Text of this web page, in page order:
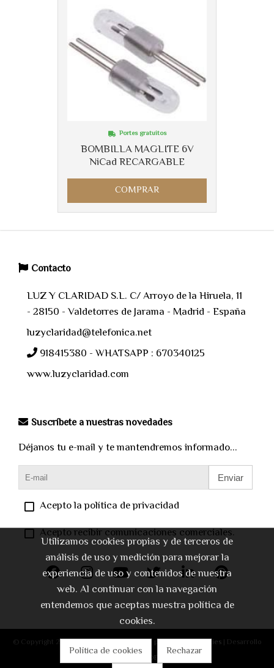
BOMBILLA MAGLITE 6V
NiCad RECARGABLE
Portes gratuitos
COMPRAR
Contacto
LUZ Y CLARIDAD S.L. C/ Arroyo de la Hiruela, 11
- 28150 - Valdetorres de Jarama - Madrid - España
luzyclaridad@telefonica.net
918415380 - WHATSAPP : 670340125
www.luzyclaridad.com
Suscríbete a nuestras novedades
Déjanos tu e-mail y te mantendremos informado...
Enviar
Acepto la política de privacidad
Acepto recibir comunicaciones comerciales.
© Copyright 2026 |Aviso legal|Política de privacidad|Cookies| Desarrollo
Software DELSOL
Utilizamos cookies propias y de terceros de
análisis de uso y medición para mejorar la
experiencia de uso y contenidos de nuestra
web. Al continuar con la navegación
entendemos que aceptas nuestra política de
cookies.
Política de cookies Rechazar